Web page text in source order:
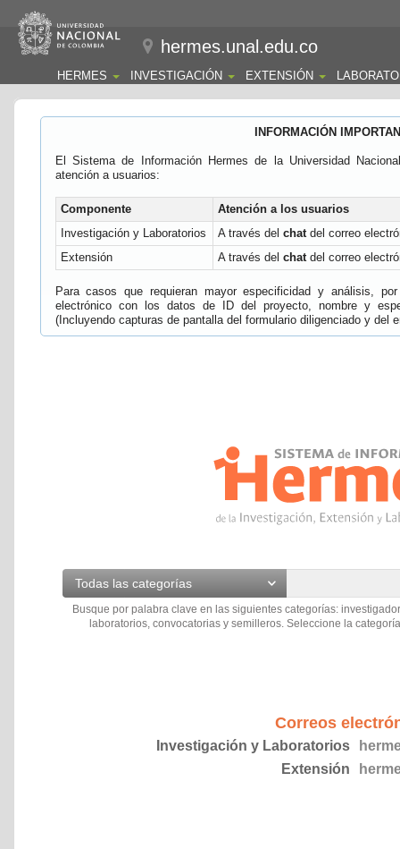
hermes.unal.edu.co
HERMES INVESTIGACIÓN EXTENSIÓN
INFORMACIÓN
El Sistema de Información Hermes de la Universidad
atención a usuarios:
Componente
Atención a los usuarios
Investigación y Laboratorios
A través del chatdel correo
Extensión
A través del chatdel correo
Para casos que requieran mayor especificidad y análisis,
electrónico con los datos de ID del proyecto, nombre y
(Incluyendo capturas de pantalla del formulario diligenciado y del
Todas las categorías
Busque por palabra clave en las siguientes categorías:
laboratorios, convocatorias y semilleros. Seleccione la
Correos
Investigación y Laboratorios
Extensión